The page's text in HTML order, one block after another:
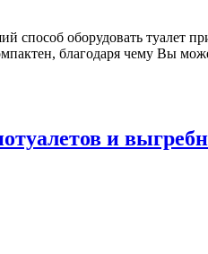
оборудовать туалет
благодаря чему Вы
и